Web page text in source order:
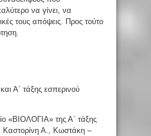
να γίνει, να
τους απόψεις. Προς τούτο
Α΄ τάξης εσπερινού
«ΒΙΟΛΟΓΙΑ» της Α΄ τάξης
Καστορίνη Α., Κωστάκη –